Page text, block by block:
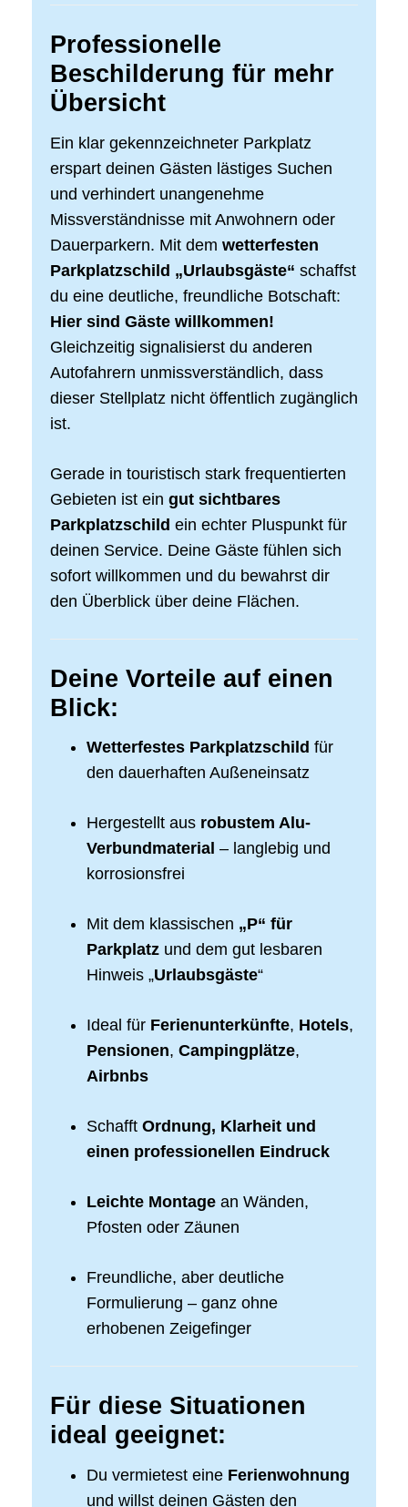
Professionelle
Beschilderung für mehr
Übersicht
Ein klar gekennzeichneter Parkplatz
erspart deinen Gästen lästiges Suchen
und verhindert unangenehme
Missverständnisse mit Anwohnern oder
Dauerparkern. Mit dem wetterfesten
Parkplatzschild „Urlaubsgäste“ schaffst
du eine deutliche, freundliche Botschaft:
Hier sind Gäste willkommen!
Gleichzeitig signalisierst du anderen
Autofahrern unmissverständlich, dass
dieser Stellplatz nicht öffentlich zugänglich
ist.
Gerade in touristisch stark frequentierten
Gebieten ist ein gut sichtbares
Parkplatzschild ein echter Pluspunkt für
deinen Service. Deine Gäste fühlen sich
sofort willkommen und du bewahrst dir
den Überblick über deine Flächen.
Deine Vorteile auf einen
Blick:
Wetterfestes Parkplatzschild für
den dauerhaften Außeneinsatz
Hergestellt aus robustem Alu-
Verbundmaterial – langlebig und
korrosionsfrei
Mit dem klassischen „P“ für
Parkplatz und dem gut lesbaren
Hinweis „Urlaubsgäste“
Ideal für Ferienunterkünfte, Hotels,
Pensionen, Campingplätze,
Airbnbs
Schafft Ordnung, Klarheit und
einen professionellen Eindruck
Leichte Montage an Wänden,
Pfosten oder Zäunen
Freundliche, aber deutliche
Formulierung – ganz ohne
erhobenen Zeigefinger
Für diese Situationen
ideal geeignet:
Du vermietest eine Ferienwohnung
und willst deinen Gästen den